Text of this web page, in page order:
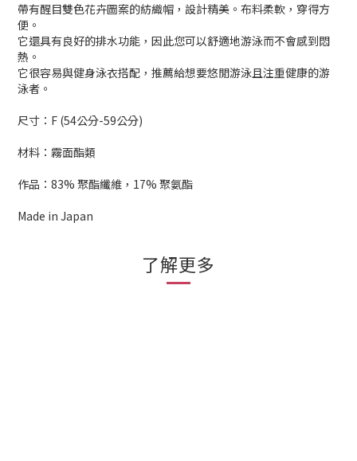
帶有醒目雙色花卉圖案的紡織帽，設計精美。布料柔軟，穿得方
便。
它還具有良好的排水功能，因此您可以舒適地游泳而不會感到悶
熱。
它很容易與健身泳衣搭配，推薦給想要悠閒游泳且注重健康的游
泳者。
尺寸：F (54公分-59公分)
材料：霧面酯類
作品：83% 聚酯纖維，17% 聚氨酯
Made in Japan
了解更多